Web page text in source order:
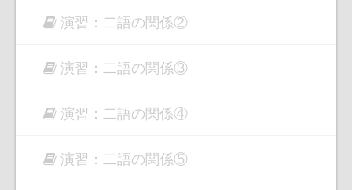
演習：二語の関係②
演習：二語の関係③
演習：二語の関係④
演習：二語の関係⑤